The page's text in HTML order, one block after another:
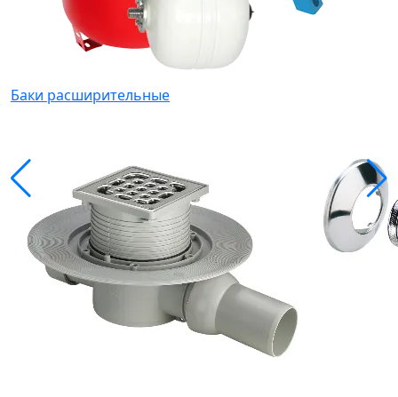
Баки расширительные